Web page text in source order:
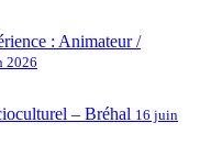
: Animateur /
2026
– Bréhal 16 juin